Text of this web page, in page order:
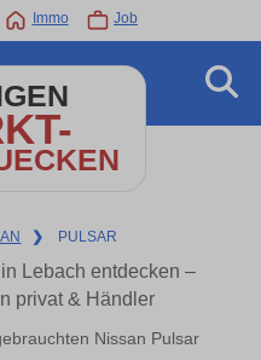
Immo Job
❯ PULSAR
Lebach entdecken –
privat & Händler
Nissan Pulsar